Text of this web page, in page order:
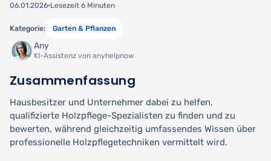
06.01.2026 Lesezeit 6 Minuten
Kategorie: Garten & Pflanzen
Any
KI-Assistenz von anyhelpnow
Zusammenfassung
Hausbesitzer und Unternehmer dabei zu helfen,
qualifizierte Holzpflege-Spezialisten zu finden und zu
bewerten, während gleichzeitig umfassendes Wissen über
professionelle Holzpflegetechniken vermittelt wird.